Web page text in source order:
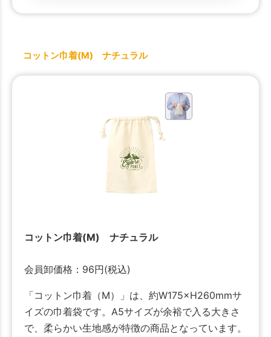
コットン巾着(M) ナチュラル
コットン巾着(M) ナチュラル
会員卸価格： 96円(税込)
「コットン巾着（M）」は、約W175×H260mmサ
イズの巾着袋です。A5サイズが余裕で入る大きさ
で、柔らかい生地感が特徴の商品となっています。